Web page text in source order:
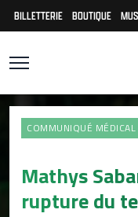
BILLETTERIE BOUTIQUE
COMMUNIQUÉ MÉDICAL
Mathys
rupture du